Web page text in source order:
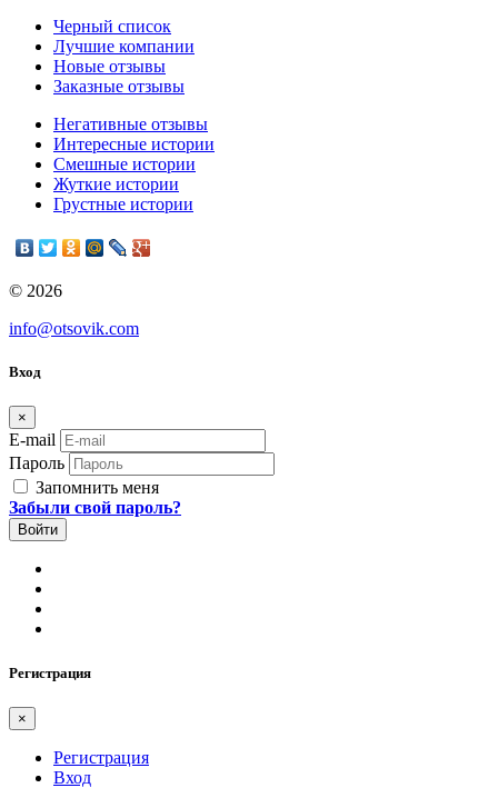
Черный список
Лучшие компании
Новые отзывы
Заказные отзывы
Негативные отзывы
Интересные истории
Смешные истории
Жуткие истории
Грустные истории
© 2026
info@otsovik.com
Вход
×
E-mail
Пароль
Запомнить меня
Забыли свой пароль?
Регистрация
×
Регистрация
Вход